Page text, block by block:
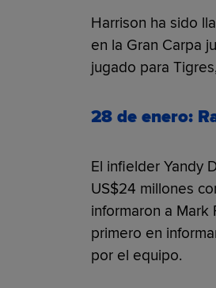
Harrison ha sido
en la Gran Carpa
jugado para
28 de enero:
El infielder Yandy
US$24 millones
informaron a Mark
primero en
por el equipo.